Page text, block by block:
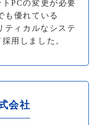
PCの変更が必要
も優れている
ティカルなシステ
用しました。
会社